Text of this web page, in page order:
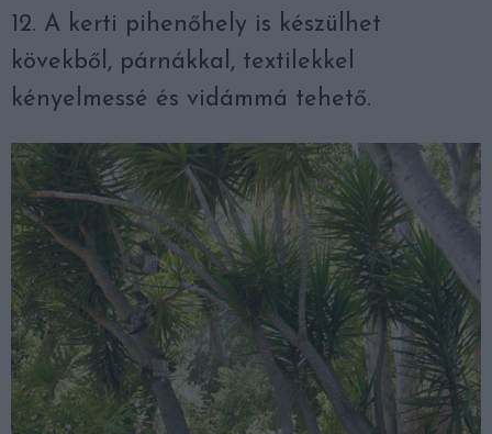
12. A kerti pihenőhely is készülhet
kövekből, párnákkal, textilekkel
kényelmessé és vidámmá tehető.